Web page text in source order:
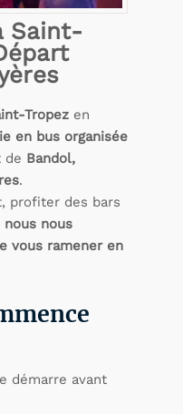
Saint-
Tropez en
en bus organisée
de Bandol,
.
profiter des bars
nous nous
vous ramener en
démarre avant